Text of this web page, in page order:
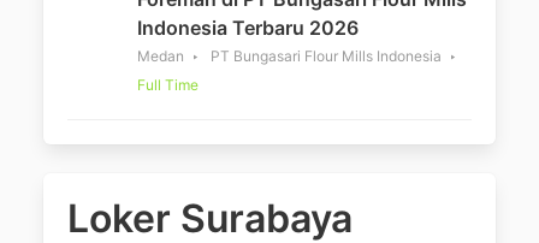
Indonesia Terbaru 2026
Medan
PT Bungasari Flour Mills Indonesia
Full Time
Loker Surabaya